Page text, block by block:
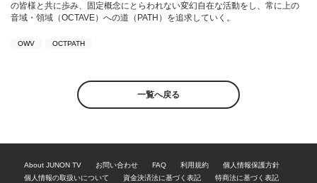
の皆様と共に歩み、固定概念にとらわれない変幻自在な活動をし、常に上の
音域・領域（OCTAVE）への道（PATH）を追求していく。
OWV OCTPATH
一覧へ戻る
About JUNON TV お問い合わせ FAQ 利用規約
個人情報保護方針
個人情報の取扱いについて
資金決済法に基づく表記 特商法に基づく表記